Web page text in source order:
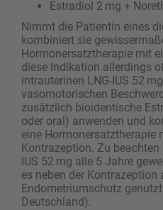
Estradiol 2 mg +
Nimmt die Patientin eines
kombiniert sie
Hormonersatztherapie mit
diese Indikation allerdings
intrauterinen LNG-IUS 52
vasomotorischen
zusätzlich bioidentische
oder oral) anwenden und
eine Hormonersatztherapie
Kontrazeption. Zu
IUS 52 mg alle 5 Jahre
es neben der Kontrazeption
Endometriumschutz
Deutschland).